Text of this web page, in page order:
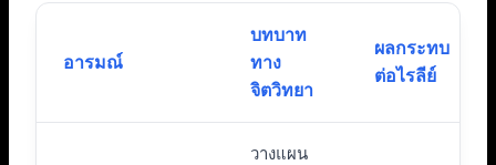
อารมณ์
บทบาท
ทาง
จิตวิทยา
ผลกระทบ
ต่อไรลีย์
วางแผน